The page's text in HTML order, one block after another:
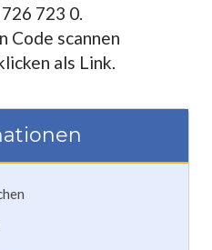
723 0.
Code scannen
als Link.